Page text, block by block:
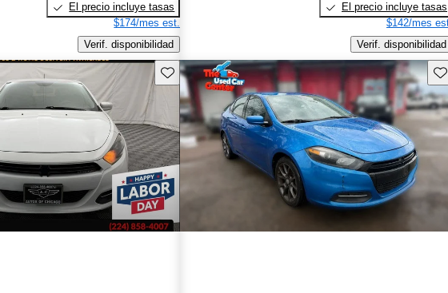
El precio incluye tasas
$174/mes est.
Verif. disponibilidad
El precio incluye tasas
$142/mes
Verif. disponibilidad
Guarda este Aviso